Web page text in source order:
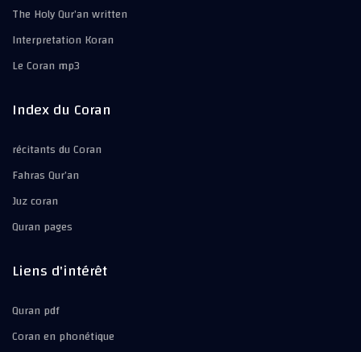
The Holy Qur’an written
Interpretation Koran
Le Coran mp3
Index du Coran
récitants du Coran
Fahras Qur’an
Juz coran
Quran pages
Liens d'intérêt
Quran pdf
Coran en phonétique